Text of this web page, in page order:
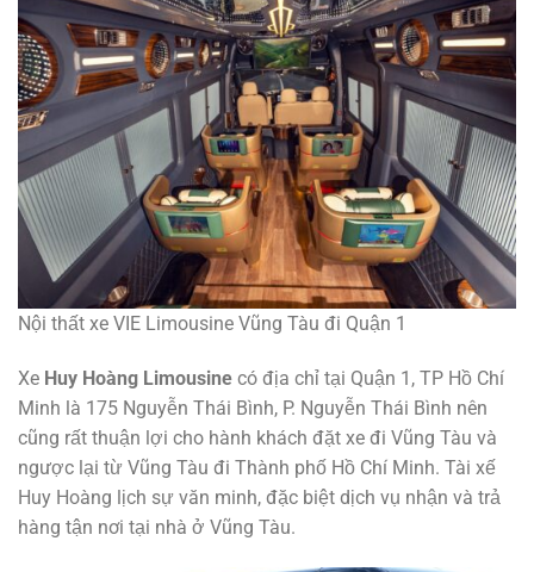
Nội thất xe VIE Limousine Vũng Tàu đi Quận 1
Xe Huy Hoàng Limousine có địa chỉ tại Quận 1, TP Hồ Chí
Minh là 175 Nguyễn Thái Bình, P. Nguyễn Thái Bình nên
cũng rất thuận lợi cho hành khách đặt xe đi Vũng Tàu và
ngược lại từ Vũng Tàu đi Thành phố Hồ Chí Minh. Tài xế
Huy Hoàng lịch sự văn minh, đặc biệt dịch vụ nhận và trả
hàng tận nơi tại nhà ở Vũng Tàu.